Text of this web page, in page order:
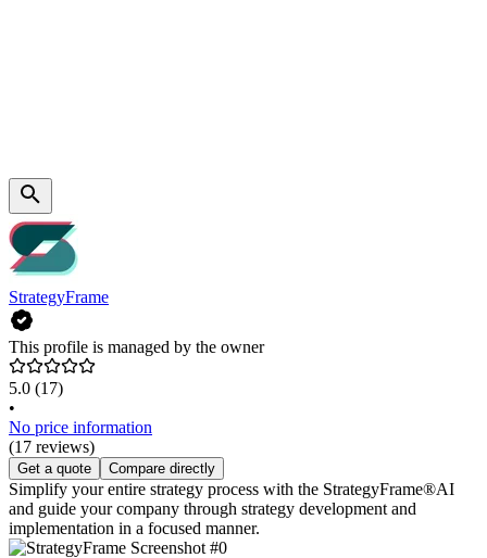
StrategyFrame
This profile is managed by the owner
5.0 (17)
•
No price information
(17 reviews)
Get a quote Compare directly
Simplify your entire strategy process with the StrategyFrame®AI
and guide your company through strategy development and
implementation in a focused manner.